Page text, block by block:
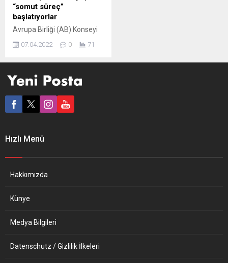
“somut süreç”
başlatıyorlar
Avrupa Birliği (AB) Konseyi
Azerbaycan ile Ermenistan
birlikte olası bir barış
amacıyla barış görüşmeleri
için somut bir süreç
Ermenistan Başbakanı Nikol
Aliyev ile ayrı ayrı
07.04.2022 0 71
Hızlı Menü
Hakkımızda
Künye
Medya Bilgileri
Datenschutz / Gizlilik İlkeleri